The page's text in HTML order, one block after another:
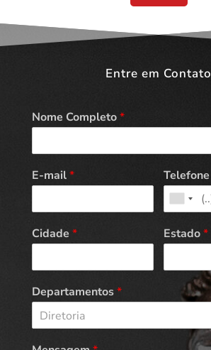
Entre em Contato
Nome Completo*
E-mail* Telefone
Cidade * Estado*
Departamentos*
Diretoria